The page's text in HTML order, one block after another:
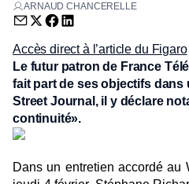
ARNAUD CHANCERELLE
Envoyer par email (nouvelle
Partager sur Twitter
Partager sur Facebook
Partager sur LinkedIn
Accès direct à l’article du Figaro
Le futur patron de France
fait part de ses objectifs dans
Street Journal, il y déclare
continuité».
Dans un entretien accordé au